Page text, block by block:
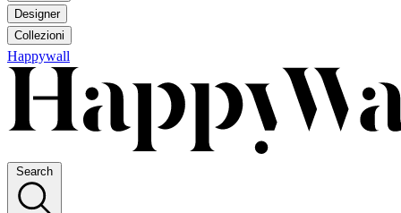
Designer
Collezioni
Happywall
Search